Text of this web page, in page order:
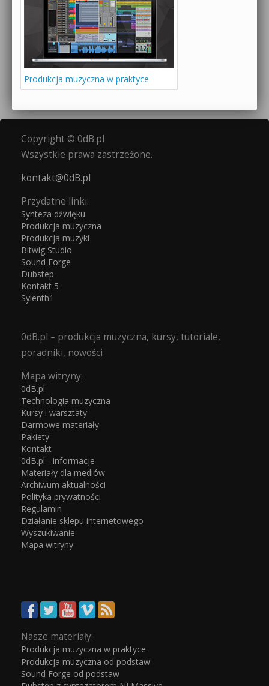
Produkcja muzyczna w praktyce
Copyright © 0dB.pl
Wszystkie prawa zastrzeżone.
kontakt@0dB.pl
Przydatne linki:
Synteza dźwięku
Produkcja muzyczna
Produkcja muzyki
Bitwig Studio
Sound Forge
Dubstep
Kontakt 5
Sylenth1
0dB.pl – produkcja muzyczna, kursy, tutoriale,
poradniki, nowości
Mapa witryny:
0dB.pl
Technologia muzyczna
Kursy i warsztaty
Darmowe materiały
Pakiety
Kontakt
0dB.pl - informacje
Materiały dla mediów
Archiwum aktualności
Polityka prywatności
Regulamin
Działanie sklepu internetowego
Wyszukiwanie
Mapa witryny
Nasze materiały:
Produkcja muzyczna w praktyce
Produkcja muzyczna od podstaw
Sound Forge od podstaw